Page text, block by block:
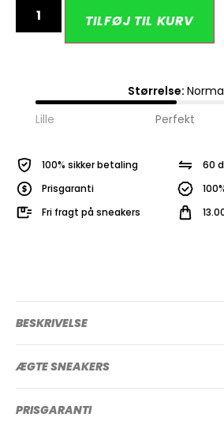
TILFØJ TIL KURV
Størrelse:
Lille
Perfekt
100% sikker betaling
Prisgaranti
Fri fragt på sneakers
60
BESKRIVELSE
ÆGTE SNEAKERS
PRISGARANTI